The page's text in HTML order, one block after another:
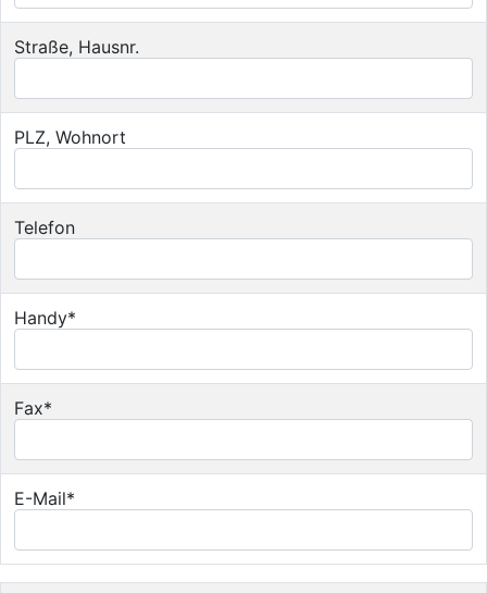
Straße, Hausnr.
PLZ, Wohnort
Telefon
Handy*
Fax*
E-Mail*